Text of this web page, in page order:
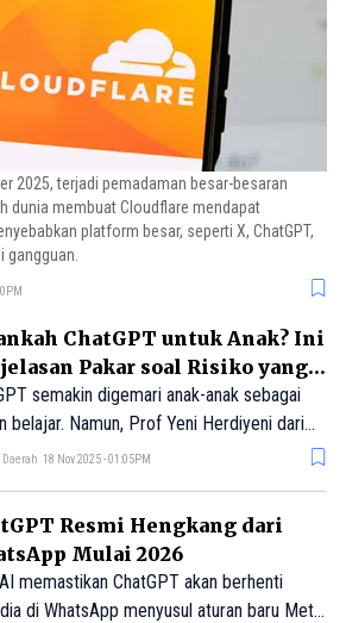
2025, terjadi pemadaman besar-besaran
dunia membuat Cloudflare mendapat
platform besar, seperti X, ChatGPT,
gangguan.
ChatGPT untuk Anak? Ini
Pakar soal Risiko yang
Diwaspadai
semakin digemari anak-anak sebagai
belajar. Namun, Prof Yeni Herdiyeni dari
mengingatkan bahwa penggunaan
penjelasan lengkapnya.
Daerah 18 Nov 2025 - 01:05PM
Resmi Hengkang dari
Mulai 2026
memastikan ChatGPT akan berhenti
di WhatsApp menyusul aturan baru Meta